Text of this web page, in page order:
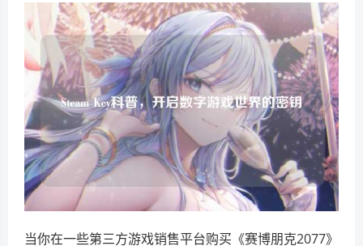
当你在一些第三方游戏销售平台购买《赛博朋克2077》